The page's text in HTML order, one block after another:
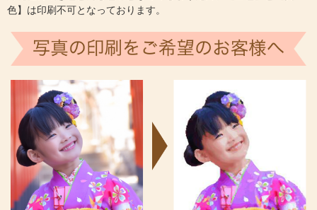
色】は印刷不可となっております。